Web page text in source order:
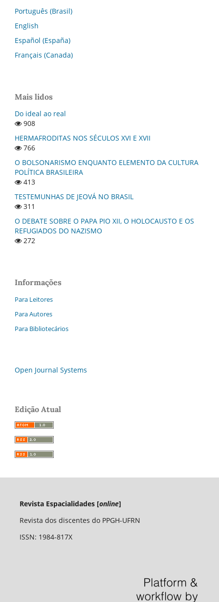
Português (Brasil)
English
Español (España)
Français (Canada)
Mais lidos
Do ideal ao real
908
HERMAFRODITAS NOS SÉCULOS XVI E XVII
766
O BOLSONARISMO ENQUANTO ELEMENTO DA CULTURA
POLÍTICA BRASILEIRA
413
TESTEMUNHAS DE JEOVÁ NO BRASIL
311
O DEBATE SOBRE O PAPA PIO XII, O HOLOCAUSTO E OS
REFUGIADOS DO NAZISMO
272
Informações
Para Leitores
Para Autores
Para Bibliotecários
Open Journal Systems
Edição Atual
Revista Espacialidades [online]
Revista dos discentes do PPGH-UFRN
ISSN: 1984-817X